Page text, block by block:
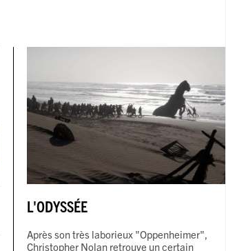
L'ODYSSÉE
Après son très laborieux "Oppenheimer",
Christopher Nolan retrouve un certain